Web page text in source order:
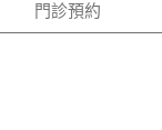
門診預約